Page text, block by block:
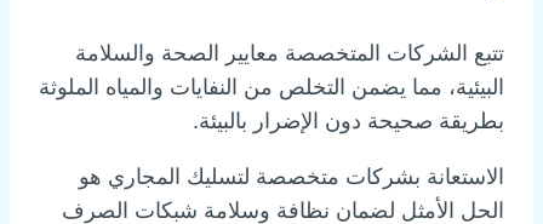
تتبع الشركات المتخصصة معايير الصحة والسلامة
البيئية، مما يضمن التخلص من النفايات والمياه الملوثة
بطريقة صحيحة دون الإضرار بالبيئة.
الاستعانة بشركات متخصصة لتسليك المجاري هو
الحل الأمثل لضمان نظافة وسلامة شبكات الصرف